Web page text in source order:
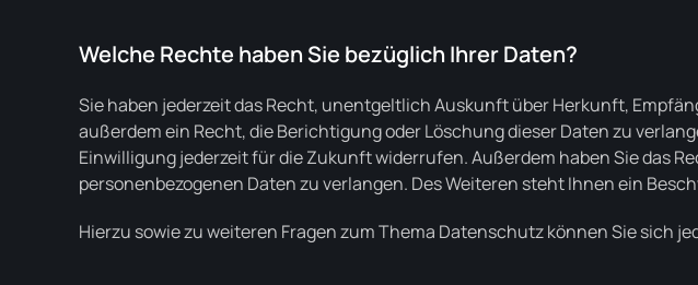
Welche Rechte haben Sie bezüglich Ihrer Daten?
Sie haben jederzeit das Recht, unentgeltlich Auskunft über Herkunft,
außerdem ein Recht, die Berichtigung oder Löschung dieser Daten zu
Einwilligung jederzeit für die Zukunft widerrufen. Außerdem haben Sie das
personenbezogenen Daten zu verlangen. Des Weiteren steht Ihnen ein
Hierzu sowie zu weiteren Fragen zum Thema Datenschutz können Sie sich